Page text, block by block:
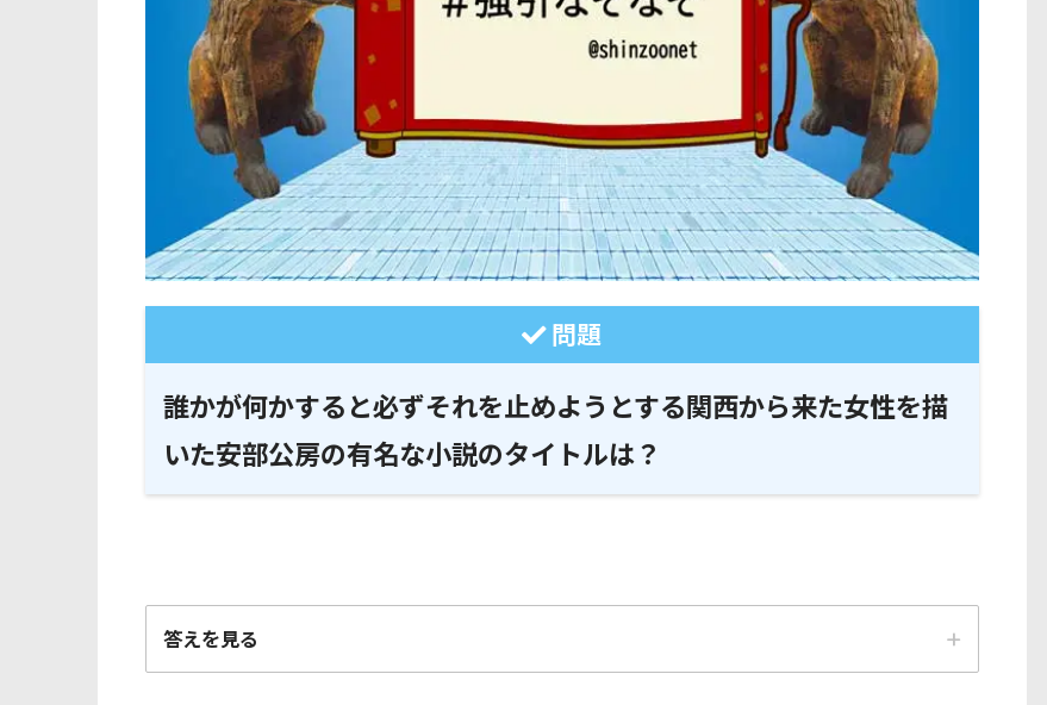
問題
誰かが何かすると必ずそれを止めようとする関西から来た女性を描
いた安部公房の有名な小説のタイトルは？
答えを見る